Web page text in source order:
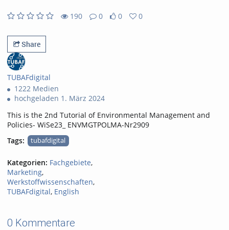
190
0
0
0
Share
TUBAFdigital
1222 Medien
hochgeladen 1. März 2024
This is the 2nd Tutorial of Environmental Management and
Policies- WiSe23_ ENVMGTPOLMA-Nr2909
Tags:
tubafdigital
Kategorien: Fachgebiete,
Marketing,
Werkstoffwissenschaften,
TUBAFdigital, English
0 Kommentare